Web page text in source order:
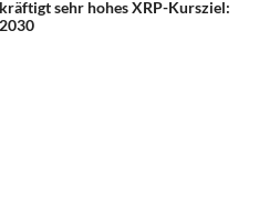
sehr hohes XRP-Kursziel: